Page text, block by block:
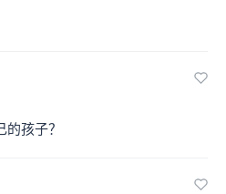
孩子？